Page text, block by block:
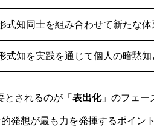
式知同士を組み合わせて新たな体
式知を実践を通じて個人の暗黙知
されるのが「 表出化」のフェー
発想が最も力を発揮するポイント